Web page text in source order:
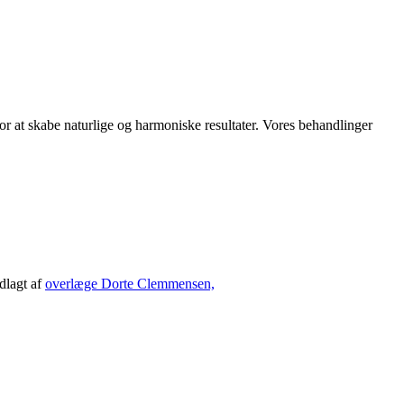
skabe naturlige og harmoniske resultater. Vores behandlinger
afoverlæge Dorte Clemmensen,